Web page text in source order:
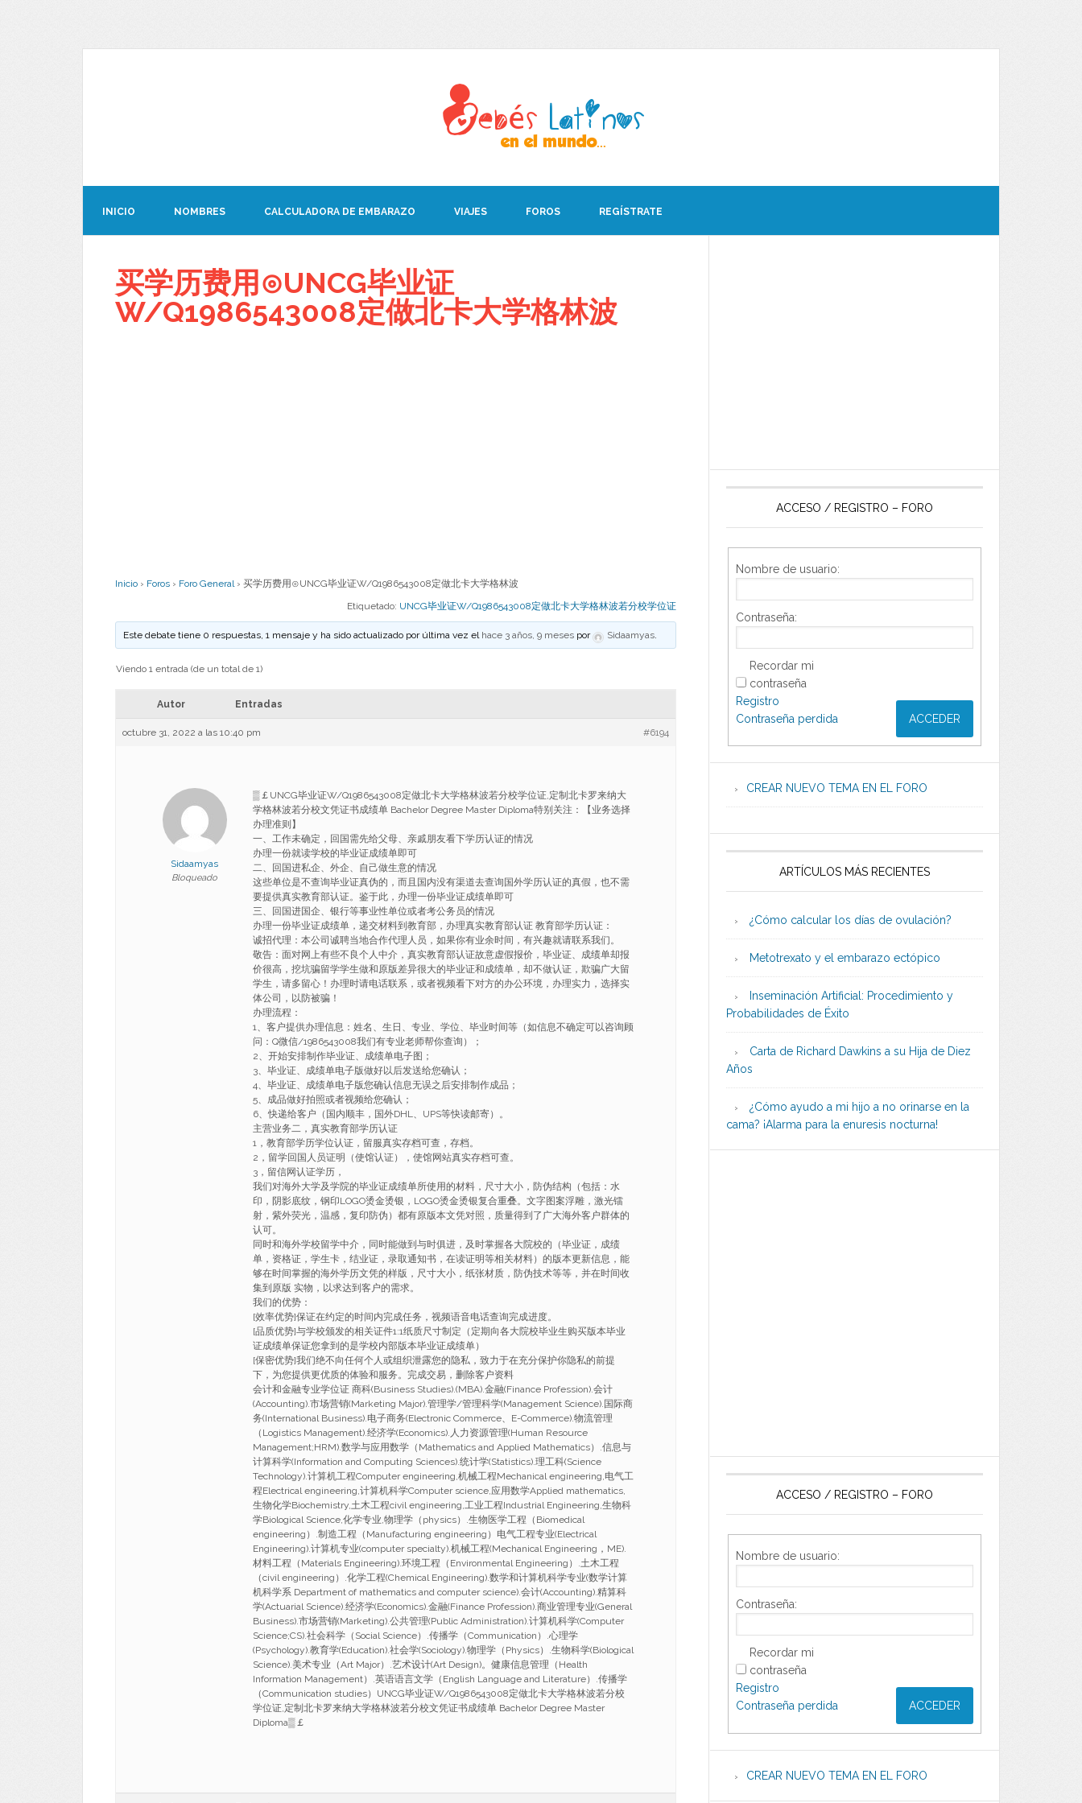
INICIO NOMBRES CALCULADORA DE EMBARAZO VIAJES FOROS REGÍSTRATE
买学历费用⊙UNCG毕业证
W/Q1986543008定做北卡大学格林波
Inicio › Foros › Foro General › 买学历费用⊙UNCG毕业证W/Q1986543008定做北卡大学格林波
Etiquetado: UNCG毕业证W/Q1986543008定做北卡大学格林波若分校学位证
Este debate tiene 0 respuestas, 1 mensaje y ha sido actualizado por última vez el hace 3 años, 9 meses por Sidaamyas.
Viendo 1 entrada (de un total de 1)
Autor Entradas
octubre 31, 2022 a las 10:40 pm #6194
Sidaamyas
Bloqueado
▒￡UNCG毕业证W/Q1986543008定做北卡大学格林波若分校学位证,定制北卡罗来纳大
学格林波若分校文凭证书成绩单 Bachelor Degree Master Diploma特别关注：【业务选择
办理准则】
一、工作未确定，回国需先给父母、亲戚朋友看下学历认证的情况
办理一份就读学校的毕业证成绩单即可
二、回国进私企、外企、自己做生意的情况
这些单位是不查询毕业证真伪的，而且国内没有渠道去查询国外学历认证的真假，也不需
要提供真实教育部认证。鉴于此，办理一份毕业证成绩单即可
三、回国进国企、银行等事业性单位或者考公务员的情况
办理一份毕业证成绩单，递交材料到教育部，办理真实教育部认证 教育部学历认证：
诚招代理：本公司诚聘当地合作代理人员，如果你有业余时间，有兴趣就请联系我们。
敬告：面对网上有些不良个人中介，真实教育部认证故意虚假报价，毕业证、成绩单却报
价很高，挖坑骗留学学生做和原版差异很大的毕业证和成绩单，却不做认证，欺骗广大留
学生，请多留心！办理时请电话联系，或者视频看下对方的办公环境，办理实力，选择实
体公司，以防被骗！
办理流程：
1、客户提供办理信息：姓名、生日、专业、学位、毕业时间等（如信息不确定可以咨询顾
问：Q微信/1986543008我们有专业老师帮你查询）；
2、开始安排制作毕业证、成绩单电子图；
3、毕业证、成绩单电子版做好以后发送给您确认；
4、毕业证、成绩单电子版您确认信息无误之后安排制作成品；
5、成品做好拍照或者视频给您确认；
6、快递给客户（国内顺丰，国外DHL、UPS等快读邮寄）。
主营业务二，真实教育部学历认证
1，教育部学历学位认证，留服真实存档可查，存档。
2，留学回国人员证明（使馆认证），使馆网站真实存档可查。
3，留信网认证学历，
我们对海外大学及学院的毕业证成绩单所使用的材料，尺寸大小，防伪结构（包括：水
印，阴影底纹，钢印LOGO烫金烫银，LOGO烫金烫银复合重叠。文字图案浮雕，激光镭
射，紫外荧光，温感，复印防伪）都有原版本文凭对照，质量得到了广大海外客户群体的
认可。
同时和海外学校留学中介，同时能做到与时俱进，及时掌握各大院校的（毕业证，成绩
单，资格证，学生卡，结业证，录取通知书，在读证明等相关材料）的版本更新信息，能
够在时间掌握的海外学历文凭的样版，尺寸大小，纸张材质，防伪技术等等，并在时间收
集到原版 实物，以求达到客户的需求。
我们的优势：
[效率优势]保证在约定的时间内完成任务，视频语音电话查询完成进度。
[品质优势]与学校颁发的相关证件1:1纸质尺寸制定（定期向各大院校毕业生购买版本毕业
证成绩单保证您拿到的是学校内部版本毕业证成绩单）
[保密优势]我们绝不向任何个人或组织泄露您的隐私，致力于在充分保护你隐私的前提
下，为您提供更优质的体验和服务。完成交易，删除客户资料
会计和金融专业学位证 商科(Business Studies).(MBA).金融(Finance Profession).会计
(Accounting).市场营销(Marketing Major).管理学/管理科学(Management Science).国际商
务(International Business).电子商务(Electronic Commerce、E-Commerce).物流管理
（Logistics Management).经济学(Economics).人力资源管理(Human Resource
Management;HRM).数学与应用数学（Mathematics and Applied Mathematics）.信息与
计算科学(Information and Computing Sciences).统计学(Statistics).理工科(Science
Technology).计算机工程Computer engineering,机械工程Mechanical engineering,电气工
程Electrical engineering,计算机科学Computer science,应用数学Applied mathematics,
生物化学Biochemistry,土木工程civil engineering,工业工程Industrial Engineering,生物科
学Biological Science,化学专业,物理学（physics）.生物医学工程（Biomedical
engineering）.制造工程（Manufacturing engineering）电气工程专业(Electrical
Engineering).计算机专业(computer specialty).机械工程(Mechanical Engineering，ME).
材料工程（Materials Engineering).环境工程（Environmental Engineering）.土木工程
（civil engineering）.化学工程(Chemical Engineering).数学和计算机科学专业(数学计算
机科学系 Department of mathematics and computer science).会计(Accounting).精算科
学(Actuarial Science).经济学(Economics).金融(Finance Profession).商业管理专业(General
Business).市场营销(Marketing).公共管理(Public Administration).计算机科学(Computer
Science;CS).社会科学（Social Science）.传播学（Communication）.心理学
(Psychology).教育学(Education).社会学(Sociology).物理学（Physics）.生物科学(Biological
Science).美术专业（Art Major）.艺术设计(Art Design)。健康信息管理（Health
Information Management）.英语语言文学（English Language and Literature）.传播学
（Communication studies）UNCG毕业证W/Q1986543008定做北卡大学格林波若分校
学位证,定制北卡罗来纳大学格林波若分校文凭证书成绩单 Bachelor Degree Master
Diploma▒￡
ACCESO / REGISTRO – FORO
Nombre de usuario:
Contraseña:
Recordar mi
contraseña
ACCEDER
Registro
Contraseña perdida
CREAR NUEVO TEMA EN EL FORO
ARTÍCULOS MÁS RECIENTES
¿Cómo calcular los días de ovulación?
Metotrexato y el embarazo ectópico
Inseminación Artificial: Procedimiento y
Probabilidades de Éxito
Carta de Richard Dawkins a su Hija de Diez
Años
¿Cómo ayudo a mi hijo a no orinarse en la
cama? ¡Alarma para la enuresis nocturna!
ACCESO / REGISTRO – FORO
Nombre de usuario:
Contraseña:
Recordar mi
contraseña
ACCEDER
Registro
Contraseña perdida
CREAR NUEVO TEMA EN EL FORO